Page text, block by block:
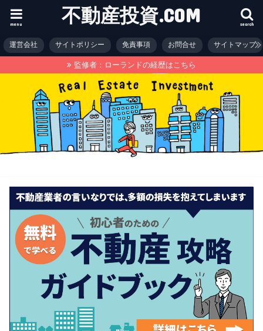
不動産投資.COM search
menu
運営会社 サイトポリシー 免責事項 お問合せ サイトマップ
監修者：ローランドの経歴はこちら